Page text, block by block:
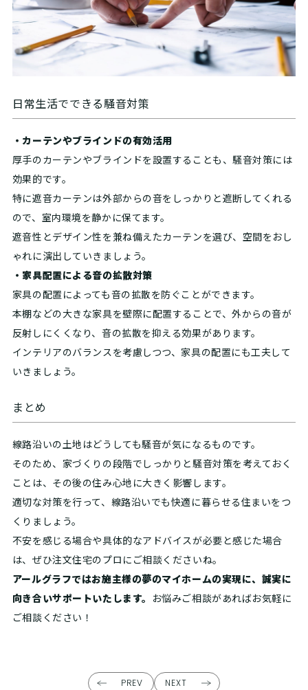
日常生活でできる騒音対策
・カーテンやブラインドの有効活用
厚手のカーテンやブラインドを設置することも、騒音対策には
効果的です。
特に遮音カーテンは外部からの音をしっかりと遮断してくれる
ので、室内環境を静かに保てます。
遮音性とデザイン性を兼ね備えたカーテンを選び、空間をおし
ゃれに演出していきましょう。
・家具配置による音の拡散対策
家具の配置によっても音の拡散を防ぐことができます。
本棚などの大きな家具を壁際に配置することで、外からの音が
反射しにくくなり、音の拡散を抑える効果があります。
インテリアのバランスを考慮しつつ、家具の配置にも工夫して
いきましょう。
まとめ
線路沿いの土地はどうしても騒音が気になるものです。
そのため、家づくりの段階でしっかりと騒音対策を考えておく
ことは、その後の住み心地に大きく影響します。
適切な対策を行って、線路沿いでも快適に暮らせる住まいをつ
くりましょう。
不安を感じる場合や具体的なアドバイスが必要と感じた場合
は、ぜひ注文住宅のプロにご相談くださいね。
アールグラフではお施主様の夢のマイホームの実現に、誠実に
向き合いサポートいたします。 お悩みご相談があればお気軽に
ご相談ください！
PREV NEXT